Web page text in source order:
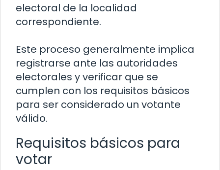
electoral de la localidad
correspondiente.
Este proceso generalmente implica
registrarse ante las autoridades
electorales y verificar que se
cumplen con los requisitos básicos
para ser considerado un votante
válido.
Requisitos básicos para
votar